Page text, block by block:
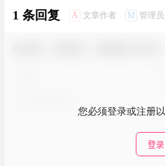
1 条回复 A 文章作者 M 管理员
您必须登录或注册
登录